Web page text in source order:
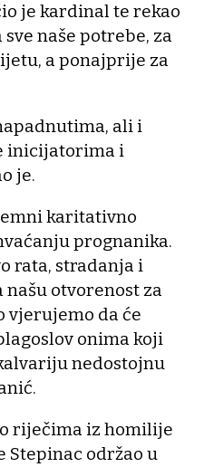
je kardinal te rekao
naše potrebe, za
a ponajprije za
ali i
inicijatorima i
je.
karitativno
prognanika.
rata, stradanja i
otvorenost za
vjerujemo da će
onima koji
nedostojnu
riječima iz homilije
Stepinac održao u